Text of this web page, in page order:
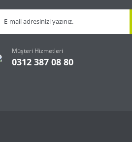
Müşteri Hizmetleri
0312 387 08 80